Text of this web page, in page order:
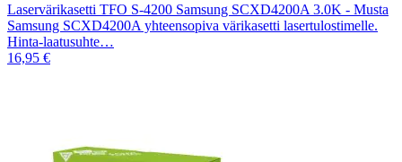
Laservärikasetti TFO S-4200 Samsung SCXD4200A 3.0K - Musta
Samsung SCXD4200A yhteensopiva värikasetti lasertulostimelle.
Hinta-laatusuhte…
16,95 €